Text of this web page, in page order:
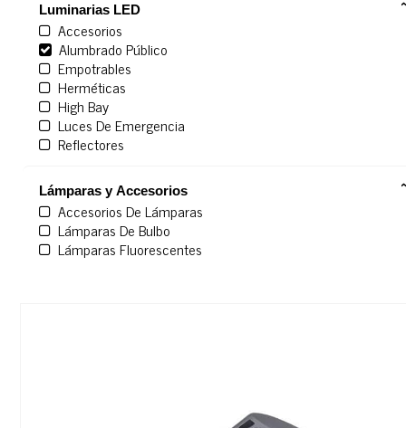
Luminarias LED
Accesorios
Alumbrado Público
Empotrables
Herméticas
High Bay
Luces De Emergencia
Reflectores
Lámparas y Accesorios
Accesorios De Lámparas
Lámparas De Bulbo
Lámparas Fluorescentes